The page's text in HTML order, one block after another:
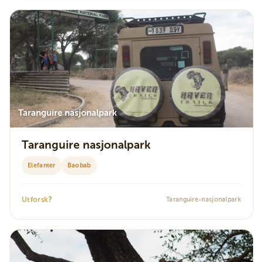
Taranguire nasjonalpark
Taranguire nasjonalpark
Elefanter Baobab
Utforsk? Taranguire-nasjonalpark